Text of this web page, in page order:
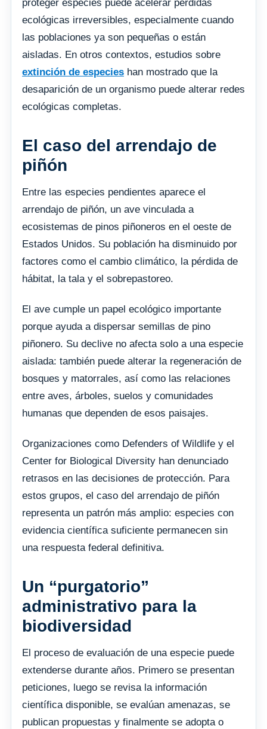
proteger especies puede acelerar pérdidas
ecológicas irreversibles, especialmente cuando
las poblaciones ya son pequeñas o están
aisladas. En otros contextos, estudios sobre
extinción de especies han mostrado que la
desaparición de un organismo puede alterar redes
ecológicas completas.
El caso del arrendajo de
piñón
Entre las especies pendientes aparece el
arrendajo de piñón, un ave vinculada a
ecosistemas de pinos piñoneros en el oeste de
Estados Unidos. Su población ha disminuido por
factores como el cambio climático, la pérdida de
hábitat, la tala y el sobrepastoreo.
El ave cumple un papel ecológico importante
porque ayuda a dispersar semillas de pino
piñonero. Su declive no afecta solo a una especie
aislada: también puede alterar la regeneración de
bosques y matorrales, así como las relaciones
entre aves, árboles, suelos y comunidades
humanas que dependen de esos paisajes.
Organizaciones como Defenders of Wildlife y el
Center for Biological Diversity han denunciado
retrasos en las decisiones de protección. Para
estos grupos, el caso del arrendajo de piñón
representa un patrón más amplio: especies con
evidencia científica suficiente permanecen sin
una respuesta federal definitiva.
Un “purgatorio”
administrativo para la
biodiversidad
El proceso de evaluación de una especie puede
extenderse durante años. Primero se presentan
peticiones, luego se revisa la información
científica disponible, se evalúan amenazas, se
publican propuestas y finalmente se adopta o